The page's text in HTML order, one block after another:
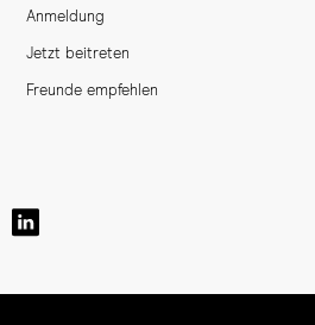
Anmeldung
Jetzt beitreten
Freunde empfehlen